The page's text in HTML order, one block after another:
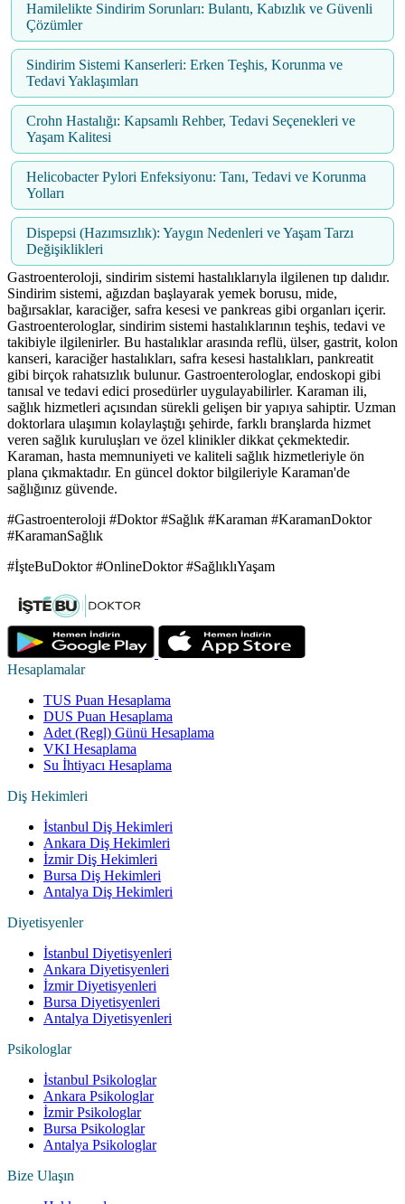
Hamilelikte Sindirim Sorunları: Bulantı, Kabızlık ve Güvenli
Çözümler
Sindirim Sistemi Kanserleri: Erken Teşhis, Korunma ve
Tedavi Yaklaşımları
Crohn Hastalığı: Kapsamlı Rehber, Tedavi Seçenekleri ve
Yaşam Kalitesi
Helicobacter Pylori Enfeksiyonu: Tanı, Tedavi ve Korunma
Yolları
Dispepsi (Hazımsızlık): Yaygın Nedenleri ve Yaşam Tarzı
Değişiklikleri
Gastroenteroloji, sindirim sistemi hastalıklarıyla ilgilenen tıp dalıdır.
Sindirim sistemi, ağızdan başlayarak yemek borusu, mide,
bağırsaklar, karaciğer, safra kesesi ve pankreas gibi organları içerir.
Gastroenterologlar, sindirim sistemi hastalıklarının teşhis, tedavi ve
takibiyle ilgilenirler. Bu hastalıklar arasında reflü, ülser, gastrit, kolon
kanseri, karaciğer hastalıkları, safra kesesi hastalıkları, pankreatit
gibi birçok rahatsızlık bulunur. Gastroenterologlar, endoskopi gibi
tanısal ve tedavi edici prosedürler uygulayabilirler. Karaman ili,
sağlık hizmetleri açısından sürekli gelişen bir yapıya sahiptir. Uzman
doktorlara ulaşımın kolaylaştığı şehirde, farklı branşlarda hizmet
veren sağlık kuruluşları ve özel klinikler dikkat çekmektedir.
Karaman, hasta memnuniyeti ve kaliteli sağlık hizmetleriyle ön
plana çıkmaktadır. En güncel doktor bilgileriyle Karaman'de
sağlığınız güvende.
#Gastroenteroloji #Doktor #Sağlık #Karaman #KaramanDoktor
#KaramanSağlık
#İşteBuDoktor #OnlineDoktor #SağlıklıYaşam
Hesaplamalar
TUS Puan Hesaplama
DUS Puan Hesaplama
Adet (Regl) Günü Hesaplama
VKI Hesaplama
Su İhtiyacı Hesaplama
Diş Hekimleri
İstanbul Diş Hekimleri
Ankara Diş Hekimleri
İzmir Diş Hekimleri
Bursa Diş Hekimleri
Antalya Diş Hekimleri
Diyetisyenler
İstanbul Diyetisyenleri
Ankara Diyetisyenleri
İzmir Diyetisyenleri
Bursa Diyetisyenleri
Antalya Diyetisyenleri
Psikologlar
İstanbul Psikologlar
Ankara Psikologlar
İzmir Psikologlar
Bursa Psikologlar
Antalya Psikologlar
Bize Ulaşın